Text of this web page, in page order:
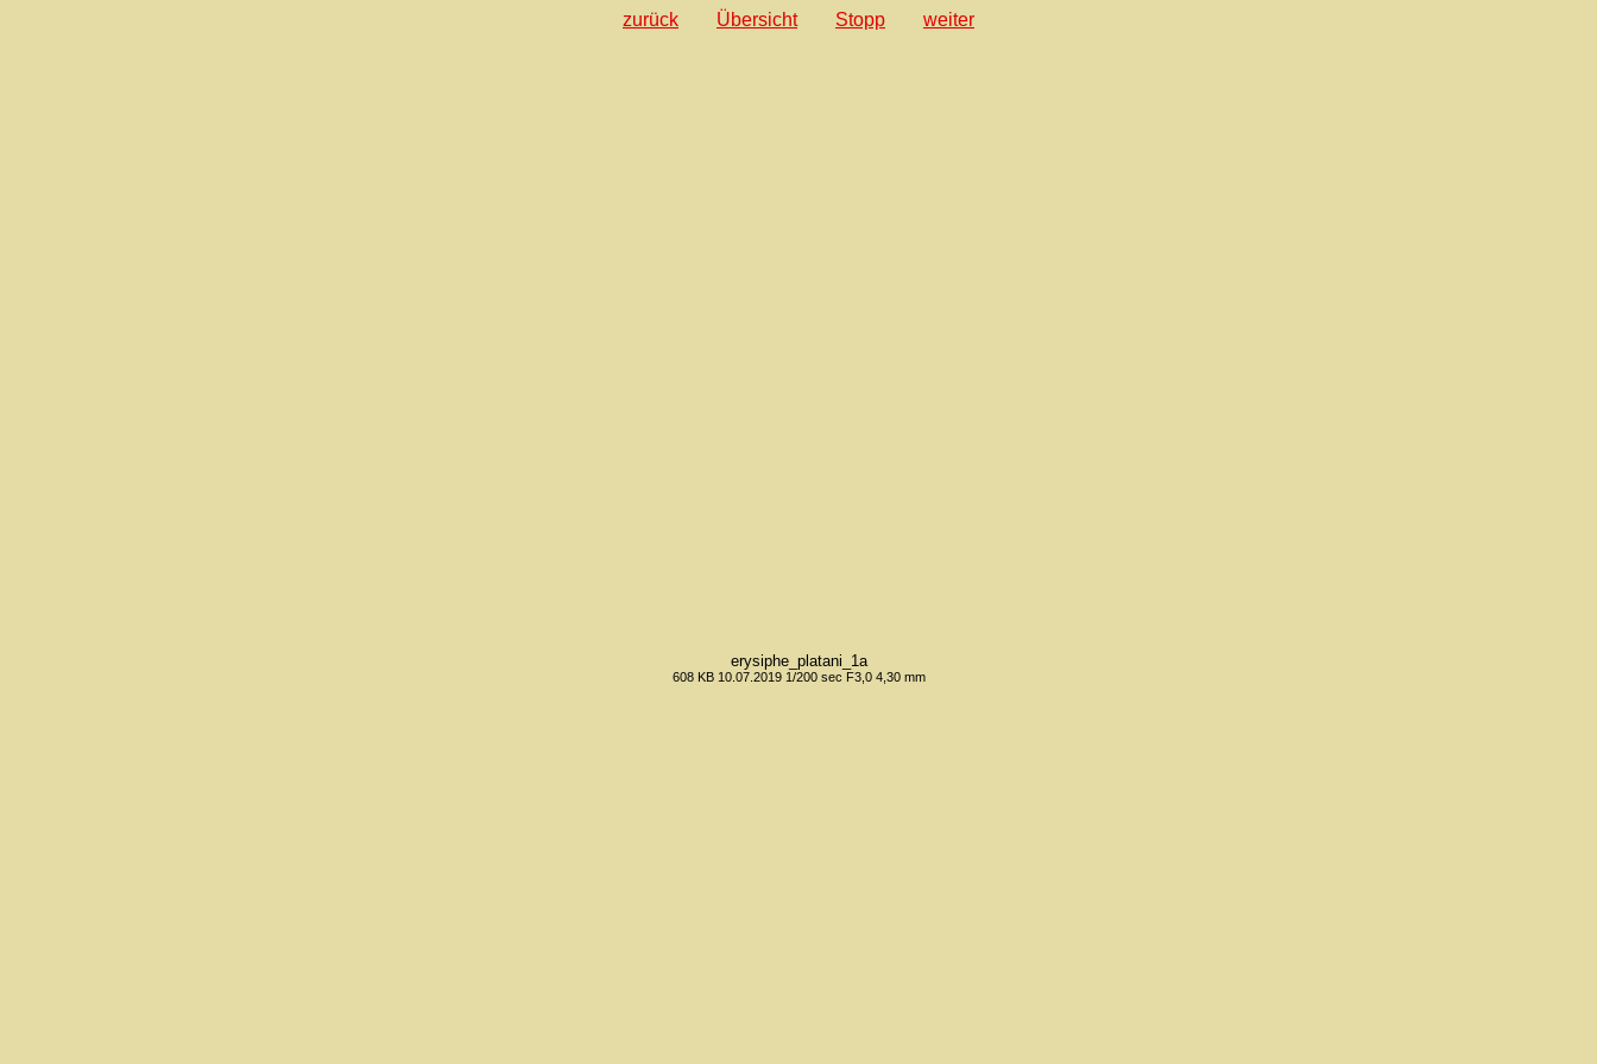
zurück Übersicht Stopp weiter
erysiphe_platani_1a
608 KB 10.07.2019 1/200 sec F3,0 4,30 mm